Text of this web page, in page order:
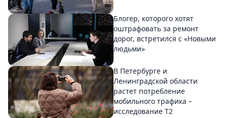
Блогер, которого хотят
оштрафовать за ремонт
дорог, встретился с «Новыми
людьми»
В Петербурге и
Ленинградской области
растет потребление
мобильного трафика –
исследование T2